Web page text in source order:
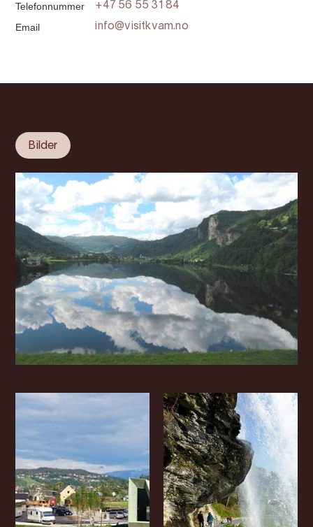
Telefonnummer +47 56 55 31 84
Email info@visitkvam.no
Bilder